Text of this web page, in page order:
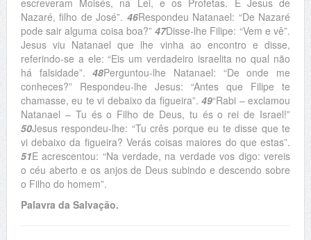
escreveram Moisés, na Lei, e os Profetas. É Jesus de
Nazaré, filho de José”. 46Respondeu Natanael: “De Nazaré
pode sair alguma coisa boa?”47Disse-lhe Filipe: “Vem e vê”.
Jesus viu Natanael que lhe vinha ao encontro e disse,
referindo-se a ele: “Eis um verdadeiro israelita no qual não
há falsidade”.48Perguntou-lhe Natanael: “De onde me
conheces?” Respondeu-lhe Jesus: “Antes que Filipe te
chamasse, eu te vi debaixo da figueira”.49“Rabi – exclamou
Natanael – Tu és o Filho de Deus, tu és o rei de Israel!”
50Jesus respondeu-lhe: “Tu crês porque eu te disse que te
vi debaixo da figueira? Verás coisas maiores do que estas”.
51E acrescentou: “Na verdade, na verdade vos digo: vereis
o céu aberto e os anjos de Deus subindo e descendo sobre
o Filho do homem”.
Palavra da Salvação.